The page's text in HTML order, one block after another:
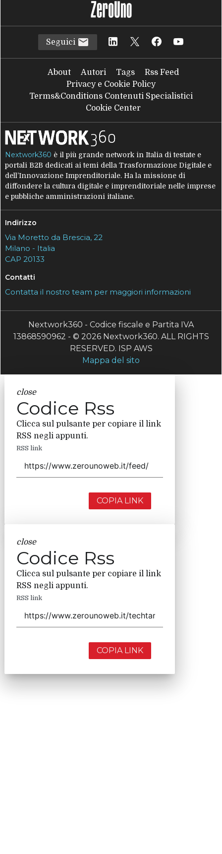
Seguici
About Autori Tags
Rss Feed
Privacy e Cookie Policy
Terms&Conditions Contenuti Specialistici
Cookie Center
Nextwork360 è il più grande network in Italia di testate e
portali B2B dedicati ai temi della Trasformazione Digitale e
dell’Innovazione Imprenditoriale. Ha la missione di
diffondere la cultura digitale e imprenditoriale nelle imprese
e pubbliche amministrazioni italiane.
Indirizzo
Via Moretto da Brescia, 22
Milano - Italia
CAP 20133
Contatti
Contatta il nostro team per maggiori informazioni
Nextwork360 - Codice fiscale e Partita IVA
13868590962 - © 2026 Nextwork360. ALL RIGHTS
RESERVED. ISP AWS
Mappa del sito
close
Codice Rss
Clicca sul pulsante per copiare il link
RSS negli appunti.
RSS link
COPIA LINK
close
Codice Rss
Clicca sul pulsante per copiare il link
RSS negli appunti.
RSS link
COPIA LINK